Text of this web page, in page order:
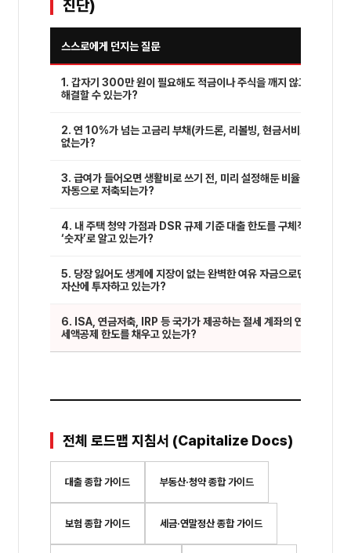
진단)
스스로에게 던지는 질문
1. 갑자기 300만 원이 필요해도 적금이나 주식을 깨지 않고 즉시
해결할 수 있는가?
2. 연 10%가 넘는 고금리 부채(카드론, 리볼빙, 현금서비스)가 전혀
없는가?
3. 급여가 들어오면 생활비로 쓰기 전, 미리 설정해둔 비율만큼
자동으로 저축되는가?
4. 내 주택 청약 가점과 DSR 규제 기준 대출 한도를 구체적인
‘숫자’로 알고 있는가?
5. 당장 잃어도 생계에 지장이 없는 완벽한 여유 자금으로만 주식·
자산에 투자하고 있는가?
6. ISA, 연금저축, IRP 등 국가가 제공하는 절세 계좌의 연간
세액공제 한도를 채우고 있는가?
전체 로드맵 지침서 (Capitalize Docs)
대출 종합 가이드 부동산·청약 종합 가이드
보험 종합 가이드 세금·연말정산 종합 가이드